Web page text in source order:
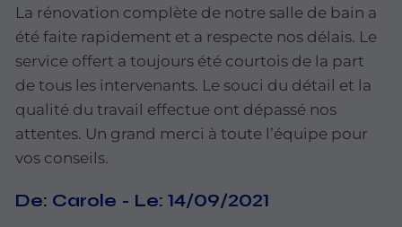
La rénovation complète de notre salle de bain a
été faite rapidement et a respecte nos délais. Le
service offert a toujours été courtois de la part
de tous les intervenants. Le souci du détail et la
qualité du travail effectue ont dépassé nos
attentes. Un grand merci à toute l’équipe pour
vos conseils.
De: Carole - Le: 14/09/2021